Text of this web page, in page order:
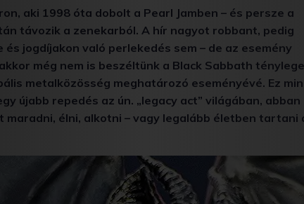
aki 1998 óta dobolt a Pearl Jamben – és persze a
távozik a zenekarból. A hír nagyot robbant, pedig
jogdíjakon való perlekedés sem – de az esemény
még nem is beszéltünk a Black Sabbath
metalközösség meghatározó eseményévé. Ez
újabb repedés az ún. „legacy act” világában, abban
élni, alkotni – vagy legalább életben tartani